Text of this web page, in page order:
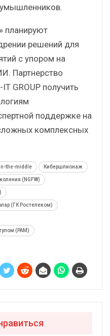
планируют
решений для
с упором на
Партнерство
GROUP получить
поддержке на
комплексных
the-middle Кибершпионаж
(NGFW)
(ГК Ростелеком)
(PAM)